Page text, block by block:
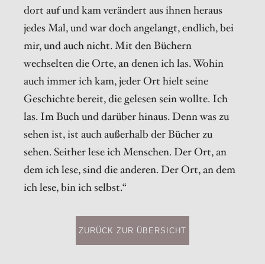
dort auf und kam verändert aus ihnen heraus
jedes Mal, und war doch angelangt, endlich, bei
mir, und auch nicht. Mit den Büchern
wechselten die Orte, an denen ich las. Wohin
auch immer ich kam, jeder Ort hielt seine
Geschichte bereit, die gelesen sein wollte. Ich
las. Im Buch und darüber hinaus. Denn was zu
sehen ist, ist auch außerhalb der Bücher zu
sehen. Seither lese ich Menschen. Der Ort, an
dem ich lese, sind die anderen. Der Ort, an dem
ich lese, bin ich selbst.“
ZURÜCK ZUR ÜBERSICHT